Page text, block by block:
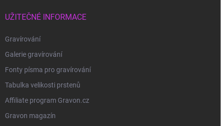
UŽITEČNÉ INFORMACE
Gravírování
Galerie gravírování
Fonty písma pro gravírování
Tabulka velikosti prstenů
Affiliate program Gravon.cz
Gravon magazín